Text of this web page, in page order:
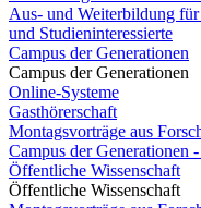
Aus- und Weiterbildung
und Studieninteressierte
Campus der Generationen
Campus der Generationen
Online-Systeme
Gasthörerschaft
Montagsvorträge aus
Campus der Generationen
Öffentliche Wissenschaft
Öffentliche Wissenschaft